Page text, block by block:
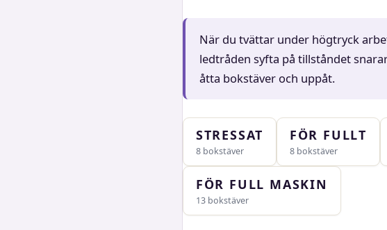
När du tvättar under högtryck
ledtråden syfta på tillståndet
åtta bokstäver och uppåt.
STRESSAT
8 bokstäver
FÖR FULLT
8 bokstäver
FÖR FULL MASKIN
13 bokstäver